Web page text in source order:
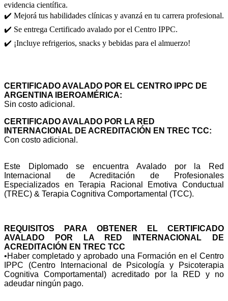
evidencia científica.
✔️ Mejorá tus habilidades clínicas y avanzá en tu carrera profesional.
✔️ Se entrega Certificado avalado por el Centro IPPC.
✔️ ¡Incluye refrigerios, snacks y bebidas para el almuerzo!
CERTIFICADO AVALADO POR EL CENTRO IPPC DE
ARGENTINA IBEROAMÉRICA:
Sin costo adicional.
CERTIFICADO AVALADO POR LA RED
INTERNACIONAL DE ACREDITACIÓN EN TREC TCC:
Con costo adicional.
Este Diplomado se encuentra Avalado por la Red
Internacional de Acreditación de Profesionales
Especializados en Terapia Racional Emotiva Conductual
(TREC) & Terapia Cognitiva Comportamental (TCC).
REQUISITOS PARA OBTENER EL CERTIFICADO
AVALADO POR LA RED INTERNACIONAL DE
ACREDITACIÓN EN TREC TCC
•Haber completado y aprobado una Formación en el Centro
IPPC (Centro Internacional de Psicología y Psicoterapia
Cognitiva Comportamental) acreditado por la RED y no
adeudar ningún pago.